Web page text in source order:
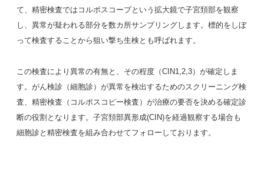
て、精密検査ではコルポスコープという拡大鏡で子宮頚部を観察
し、異常が疑われる部分を数カ所サンプリングします。標的をしぼ
って検査することから狙い撃ち生検とも呼ばれます。
この検査により異常の有無と、その程度（CIN1,2,3）が確定しま
す。がん検診（細胞診）が異常を検出するためのスクリーニング検
査、精密検査（コルポスコピー検査）が治療の要否を決める確定診
断の役割となります。子宮頚部異形成(CIN)を経過観察する場合も
細胞診と精密検査を組み合わせてフォローしております。